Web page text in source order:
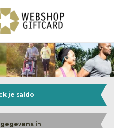
je saldo
gegevens in